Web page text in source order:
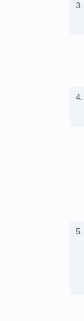
3.
4.
5.